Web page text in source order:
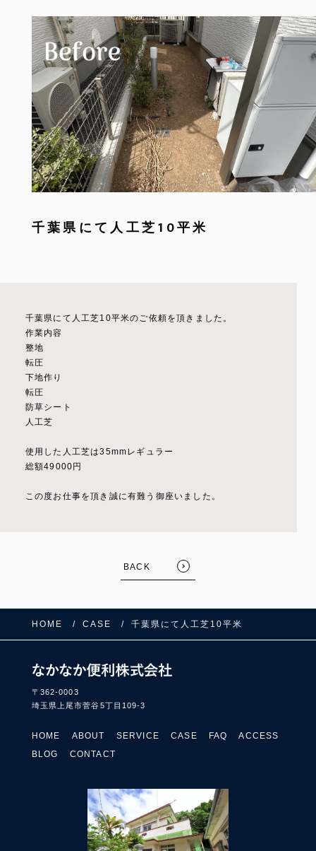
FOLLOW US:
千葉県にて人工芝10平米
千葉県にて人工芝10平米のご依頼を頂きました。
作業内容
整地
転圧
下地作り
転圧
防草シート
人工芝
使用した人工芝は35mmレギュラー
総額49000円
この度お仕事を頂き誠に有難う御座いました。
BACK
HOME CASE 千葉県にて人工芝10平米
〒362-0003
埼玉県上尾市菅谷5丁目109-3
HOME ABOUT SERVICE CASE FAQ
ACCESS
BLOG
CONTACT